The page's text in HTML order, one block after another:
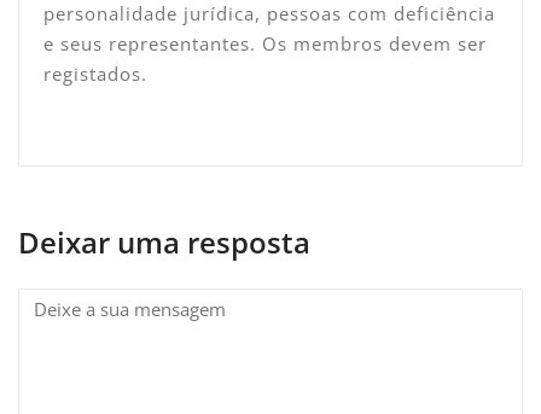
personalidade jurídica, pessoas com deficiência
e seus representantes. Os membros devem ser
registados.
Deixar uma resposta